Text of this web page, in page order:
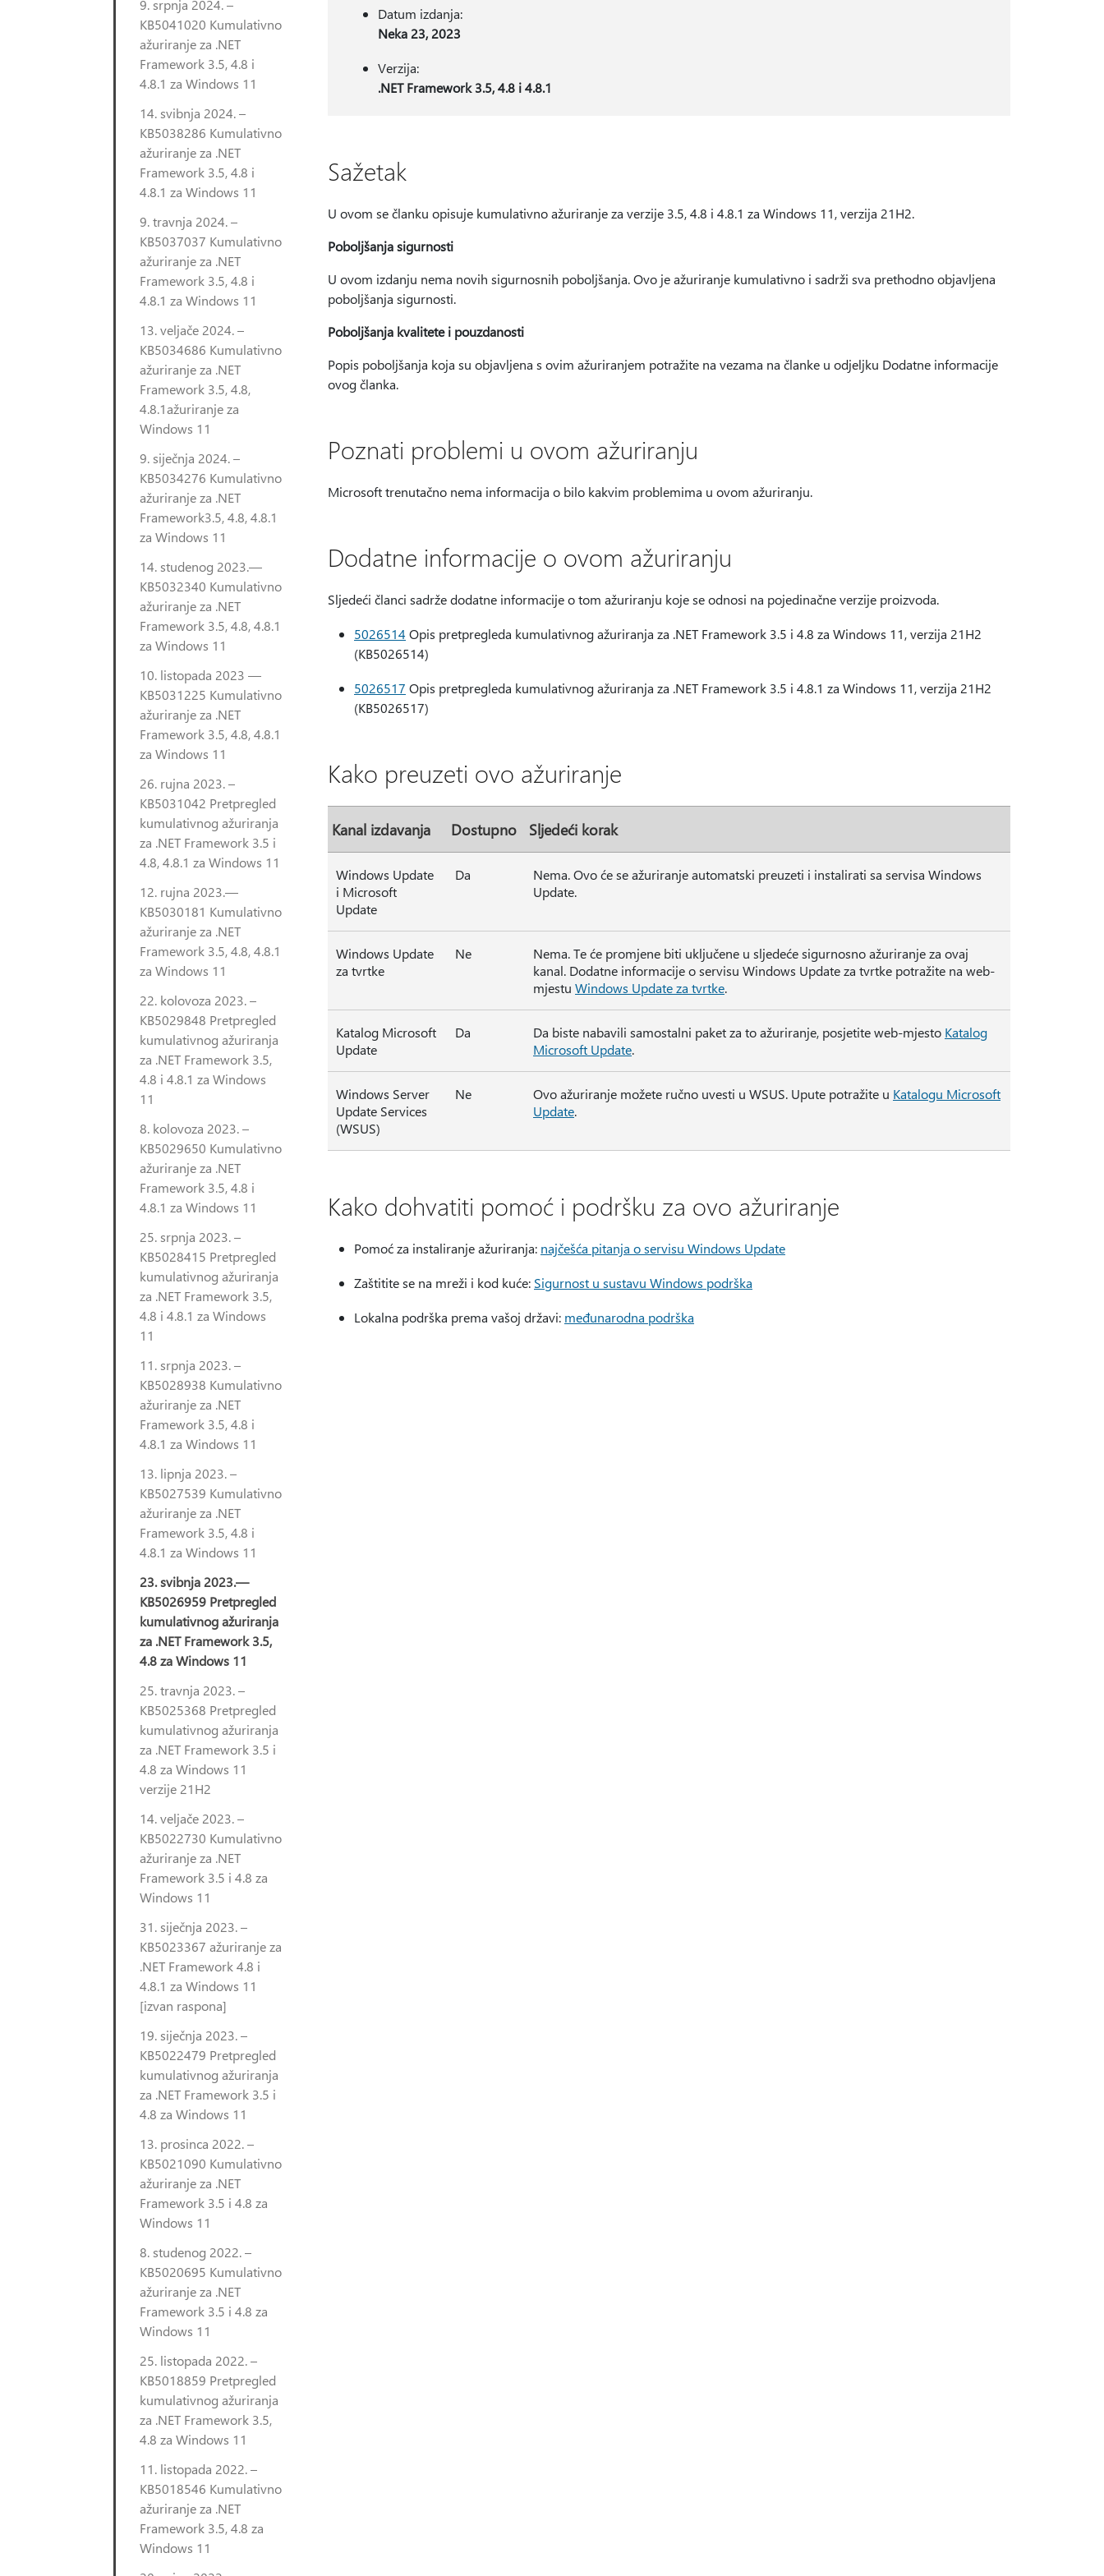
9. srpnja 2024. –
KB5041020 Kumulativno
ažuriranje za .NET
Framework 3.5, 4.8 i
4.8.1 za Windows 11
14. svibnja 2024. –
KB5038286 Kumulativno
ažuriranje za .NET
Framework 3.5, 4.8 i
4.8.1 za Windows 11
9. travnja 2024. –
KB5037037 Kumulativno
ažuriranje za .NET
Framework 3.5, 4.8 i
4.8.1 za Windows 11
13. veljače 2024. –
KB5034686 Kumulativno
ažuriranje za .NET
Framework 3.5, 4.8,
4.8.1ažuriranje za
Windows 11
9. siječnja 2024. –
KB5034276 Kumulativno
ažuriranje za .NET
Framework3.5, 4.8, 4.8.1
za Windows 11
14. studenog 2023.—
KB5032340 Kumulativno
ažuriranje za .NET
Framework 3.5, 4.8, 4.8.1
za Windows 11
10. listopada 2023 —
KB5031225 Kumulativno
ažuriranje za .NET
Framework 3.5, 4.8, 4.8.1
za Windows 11
26. rujna 2023. –
KB5031042 Pretpregled
kumulativnog ažuriranja
za .NET Framework 3.5 i
4.8, 4.8.1 za Windows 11
12. rujna 2023.—
KB5030181 Kumulativno
ažuriranje za .NET
Framework 3.5, 4.8, 4.8.1
za Windows 11
22. kolovoza 2023. –
KB5029848 Pretpregled
kumulativnog ažuriranja
za .NET Framework 3.5,
4.8 i 4.8.1 za Windows
11
8. kolovoza 2023. –
KB5029650 Kumulativno
ažuriranje za .NET
Framework 3.5, 4.8 i
4.8.1 za Windows 11
25. srpnja 2023. –
KB5028415 Pretpregled
kumulativnog ažuriranja
za .NET Framework 3.5,
4.8 i 4.8.1 za Windows
11
11. srpnja 2023. –
KB5028938 Kumulativno
ažuriranje za .NET
Framework 3.5, 4.8 i
4.8.1 za Windows 11
13. lipnja 2023. –
KB5027539 Kumulativno
ažuriranje za .NET
Framework 3.5, 4.8 i
4.8.1 za Windows 11
23. svibnja 2023.—
KB5026959 Pretpregled
kumulativnog ažuriranja
za .NET Framework 3.5,
4.8 za Windows 11
25. travnja 2023. –
KB5025368 Pretpregled
kumulativnog ažuriranja
za .NET Framework 3.5 i
4.8 za Windows 11
verzije 21H2
14. veljače 2023. –
KB5022730 Kumulativno
ažuriranje za .NET
Framework 3.5 i 4.8 za
Windows 11
31. siječnja 2023. –
KB5023367 ažuriranje za
.NET Framework 4.8 i
4.8.1 za Windows 11
[izvan raspona]
19. siječnja 2023. –
KB5022479 Pretpregled
kumulativnog ažuriranja
za .NET Framework 3.5 i
4.8 za Windows 11
13. prosinca 2022. –
KB5021090 Kumulativno
ažuriranje za .NET
Framework 3.5 i 4.8 za
Windows 11
8. studenog 2022. –
KB5020695 Kumulativno
ažuriranje za .NET
Framework 3.5 i 4.8 za
Windows 11
25. listopada 2022. –
KB5018859 Pretpregled
kumulativnog ažuriranja
za .NET Framework 3.5,
4.8 za Windows 11
11. listopada 2022. –
KB5018546 Kumulativno
ažuriranje za .NET
Framework 3.5, 4.8 za
Windows 11
Datum izdanja:
Neka 23, 2023
Verzija:
.NET Framework 3.5, 4.8 i 4.8.1
Sažetak
U ovom se članku opisuje kumulativno ažuriranje za verzije 3.5, 4.8 i 4.8.1 za Windows 11, verzija 21H2.
Poboljšanja sigurnosti
U ovom izdanju nema novih sigurnosnih poboljšanja. Ovo je ažuriranje kumulativno i sadrži sva prethodno objavljena
poboljšanja sigurnosti.
Poboljšanja kvalitete i pouzdanosti
Popis poboljšanja koja su objavljena s ovim ažuriranjem potražite na vezama na članke u odjeljku Dodatne informacije
ovog članka.
Poznati problemi u ovom ažuriranju
Microsoft trenutačno nema informacija o bilo kakvim problemima u ovom ažuriranju.
Dodatne informacije o ovom ažuriranju
Sljedeći članci sadrže dodatne informacije o tom ažuriranju koje se odnosi na pojedinačne verzije proizvoda.
5026514 Opis pretpregleda kumulativnog ažuriranja za .NET Framework 3.5 i 4.8 za Windows 11, verzija 21H2
(KB5026514)
5026517 Opis pretpregleda kumulativnog ažuriranja za .NET Framework 3.5 i 4.8.1 za Windows 11, verzija 21H2
(KB5026517)
Kako preuzeti ovo ažuriranje
Kanal izdavanja Dostupno Sljedeći korak
Windows Update
i Microsoft
Update
Da
Nema. Ovo će se ažuriranje automatski preuzeti i instalirati sa servisa Windows
Update.
Windows Update
za tvrtke
Ne
Nema. Te će promjene biti uključene u sljedeće sigurnosno ažuriranje za ovaj
kanal. Dodatne informacije o servisu Windows Update za tvrtke potražite na web-
mjestu Windows Update za tvrtke.
Katalog Microsoft
Update
Da Da biste nabavili samostalni paket za to ažuriranje, posjetite web-mjesto Katalog
Microsoft Update.
Windows Server
Update Services
(WSUS)
Ne Ovo ažuriranje možete ručno uvesti u WSUS. Upute potražite u Katalogu Microsoft
Update.
Kako dohvatiti pomoć i podršku za ovo ažuriranje
Pomoć za instaliranje ažuriranja: najčešća pitanja o servisu Windows Update
Zaštitite se na mreži i kod kuće: Sigurnost u sustavu Windows podrška
Lokalna podrška prema vašoj državi: međunarodna podrška